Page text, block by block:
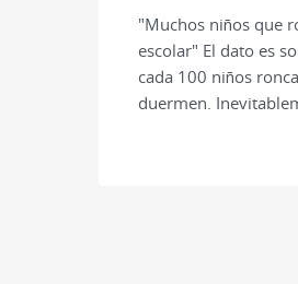
"Muchos niños que
escolar" El dato es
cada 100 niños
duermen.